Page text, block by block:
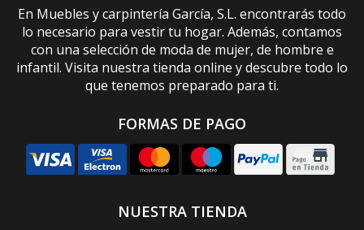
En Muebles y carpintería García, S.L. encontrarás todo
lo necesario para vestir tu hogar. Además, contamos
con una selección de moda de mujer, de hombre e
infantil. Visita nuestra tienda online y descubre todo lo
que tenemos preparado para ti.
FORMAS DE PAGO
NUESTRA TIENDA